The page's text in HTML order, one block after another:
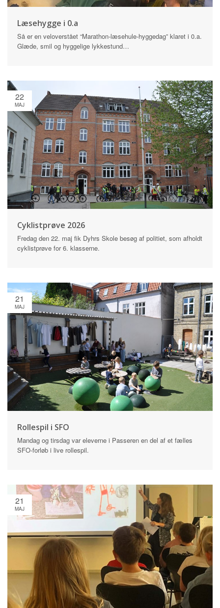
Læsehygge i 0.a
Så er en veloverstået “Marathon-læsehule-hyggedag” klaret i 0.a.
Glæde, smil og hyggelige lykkestund…
22
MAJ
Cyklistprøve 2026
Fredag den 22. maj fik Dyhrs Skole besøg af politiet, som afholdt
cyklistprøve for 6. klasserne.
21
MAJ
Rollespil i SFO
Mandag og tirsdag var eleverne i Passeren en del af et fælles
SFO-forløb i live rollespil.
21
MAJ